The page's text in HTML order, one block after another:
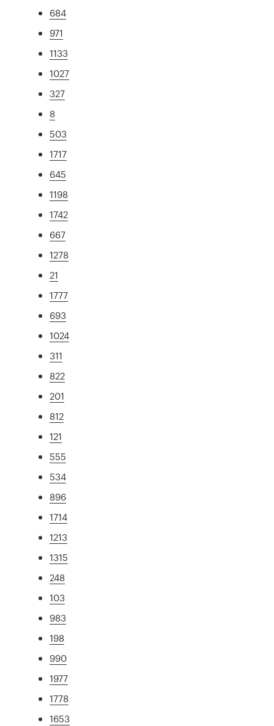
684
971
1133
1027
327
8
503
1717
645
1198
1742
667
1278
21
1777
693
1024
311
822
201
812
121
555
534
896
1714
1213
1315
248
103
983
198
990
1977
1778
1653